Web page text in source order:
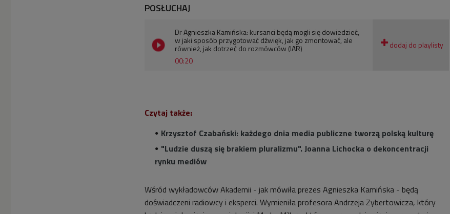
POSŁUCHAJ
00:20
Dr Agnieszka Kamińska: kursanci będą mogli się dowiedzieć,
w jaki sposób przygotować dźwięk, jak go zmontować, ale
również, jak dotrzeć do rozmówców (IAR)
Czytaj także:
Krzysztof Czabański: każdego dnia media publiczne tworzą polską kulturę
"Ludzie duszą się brakiem pluralizmu". Joanna Lichocka o dekoncentracji
rynku mediów
Wśród wykładowców Akademii - jak mówiła prezes Agnieszka Kamińska - będą
doświadczeni radiowcy i eksperci. Wymieniła profesora Andrzeja Zybertowicza, który